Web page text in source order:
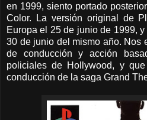
en 1999, siento portado
Color. La versión original de
Europa el 25 de junio de 1999,
30 de junio del mismo año. Nos
de conducción y acción
policiales de Hollywood, y
conducción de la saga Grand